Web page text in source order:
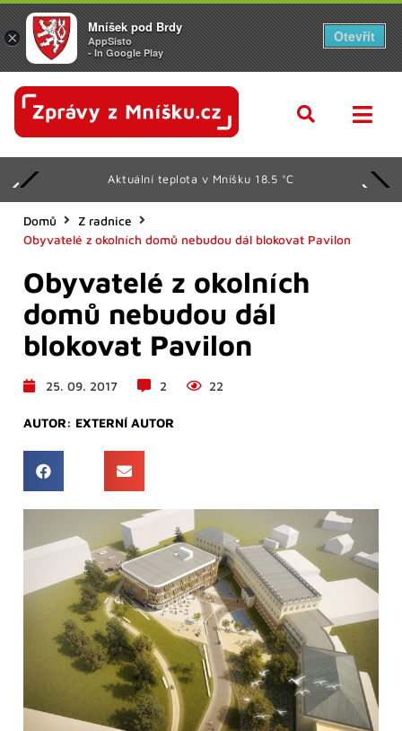
Svátek má Lada
Domů
Z radnice
Obyvatelé z okolních domů nebudou dál blokovat Pavilon
Obyvatelé z okolních
domů nebudou dál
blokovat Pavilon
25. 09. 2017 2 22
AUTOR: EXTERNÍ AUTOR
×
Mníšek pod Brdy
AppSisto
- In Google Play
Otevřít